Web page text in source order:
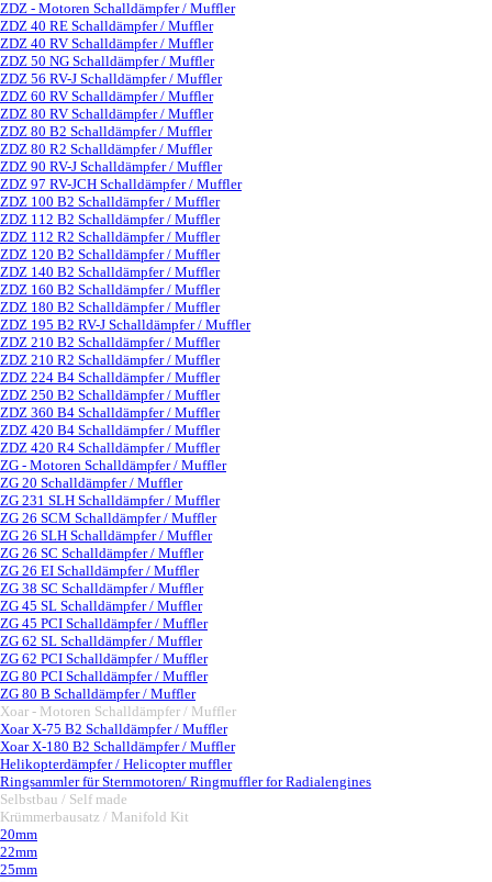
ZDZ - Motoren Schalldämpfer / Muffler▼
ZDZ 40 RE Schalldämpfer / Muffler
ZDZ 40 RV Schalldämpfer / Muffler
ZDZ 50 NG Schalldämpfer / Muffler
ZDZ 56 RV-J Schalldämpfer / Muffler
ZDZ 60 RV Schalldämpfer / Muffler
ZDZ 80 RV Schalldämpfer / Muffler
ZDZ 80 B2 Schalldämpfer / Muffler
ZDZ 80 R2 Schalldämpfer / Muffler
ZDZ 90 RV-J Schalldämpfer / Muffler
ZDZ 97 RV-JCH Schalldämpfer / Muffler
ZDZ 100 B2 Schalldämpfer / Muffler
ZDZ 112 B2 Schalldämpfer / Muffler
ZDZ 112 R2 Schalldämpfer / Muffler
ZDZ 120 B2 Schalldämpfer / Muffler
ZDZ 140 B2 Schalldämpfer / Muffler
ZDZ 160 B2 Schalldämpfer / Muffler
ZDZ 180 B2 Schalldämpfer / Muffler
ZDZ 195 B2 RV-J Schalldämpfer / Muffler
ZDZ 210 B2 Schalldämpfer / Muffler
ZDZ 210 R2 Schalldämpfer / Muffler
ZDZ 224 B4 Schalldämpfer / Muffler
ZDZ 250 B2 Schalldämpfer / Muffler
ZDZ 360 B4 Schalldämpfer / Muffler
ZDZ 420 B4 Schalldämpfer / Muffler
ZDZ 420 R4 Schalldämpfer / Muffler
ZG - Motoren Schalldämpfer / Muffler▼
ZG 20 Schalldämpfer / Muffler
ZG 231 SLH Schalldämpfer / Muffler
ZG 26 SCM Schalldämpfer / Muffler
ZG 26 SLH Schalldämpfer / Muffler
ZG 26 SC Schalldämpfer / Muffler
ZG 26 EI Schalldämpfer / Muffler
ZG 38 SC Schalldämpfer / Muffler
ZG 45 SL Schalldämpfer / Muffler
ZG 45 PCI Schalldämpfer / Muffler
ZG 62 SL Schalldämpfer / Muffler
ZG 62 PCI Schalldämpfer / Muffler
ZG 80 PCI Schalldämpfer / Muffler
ZG 80 B Schalldämpfer / Muffler
Xoar - Motoren Schalldämpfer / Muffler
Xoar X-75 B2 Schalldämpfer / Muffler
Xoar X-180 B2 Schalldämpfer / Muffler
Helikopterdämpfer / Helicopter muffler
Ringsammler für Sternmotoren/ Ringmuffler for Radialengines
Selbstbau / Self made
Krümmerbausatz / Manifold Kit
20mm
22mm
25mm